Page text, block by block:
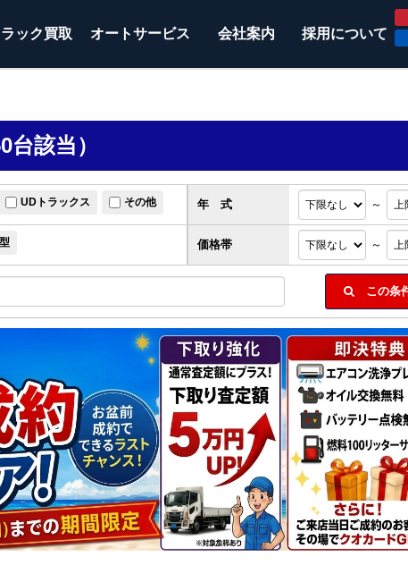
ラック買取 オートサービス 会社案内 採用について
該当）
価格帯 ～
この条
UDトラックス その他 年 式 ～